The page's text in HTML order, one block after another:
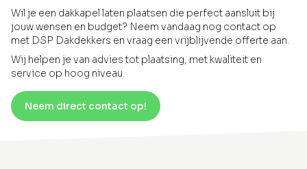
Wil je een dakkapel laten plaatsen die perfect aansluit bij
jouw wensen en budget? Neem vandaag nog contact op
met DSP Dakdekkers en vraag een vrijblijvende offerte aan.
Wij helpen je van advies tot plaatsing, met kwaliteit en
service op hoog niveau.
Neem direct contact op!